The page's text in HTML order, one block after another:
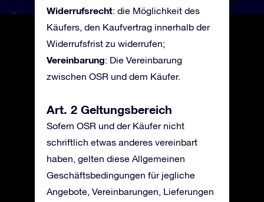
Widerrufsrecht: die Möglichkeit des
Käufers, den Kaufvertrag innerhalb der
Widerrufsfrist zu widerrufen;
Vereinbarung: Die Vereinbarung
zwischen OSR und dem Käufer.
Art. 2 Geltungsbereich
Sofern OSR und der Käufer nicht
schriftlich etwas anderes vereinbart
haben, gelten diese Allgemeinen
Geschäftsbedingungen für jegliche
Angebote, Vereinbarungen, Lieferungen